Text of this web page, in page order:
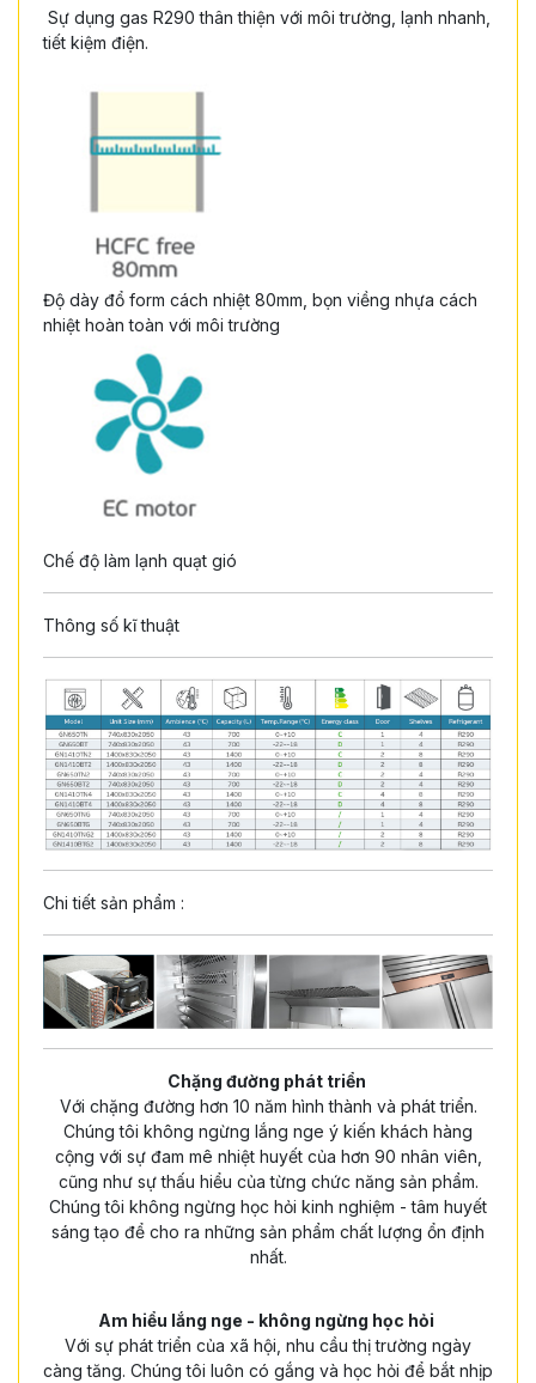
Sự dụng gas R290 thân thiện với môi trường, lạnh nhanh,
tiết kiệm điện.
Độ dày đổ form cách nhiệt 80mm, bọn viềng nhựa cách
nhiệt hoàn toàn với môi trường
Chế độ làm lạnh quạt gió
Thông số kĩ thuật
Chi tiết sản phẩm :
Chặng đường phát triển
Với chặng đường hơn 10 năm hình thành và phát triển.
Chúng tôi không ngừng lắng nge ý kiến khách hàng
cộng với sự đam mê nhiệt huyết của hơn 90 nhân viên,
cũng như sự thấu hiểu của từng chức năng sản phẩm.
Chúng tôi không ngừng học hỏi kinh nghiệm - tâm huyết
sáng tạo để cho ra những sản phẩm chất lượng ổn định
nhất.
Am hiểu lắng nge - không ngừng học hỏi
Với sự phát triển của xã hội, nhu cầu thị trường ngày
càng tăng. Chúng tôi luôn có gắng và học hỏi để bắt nhịp